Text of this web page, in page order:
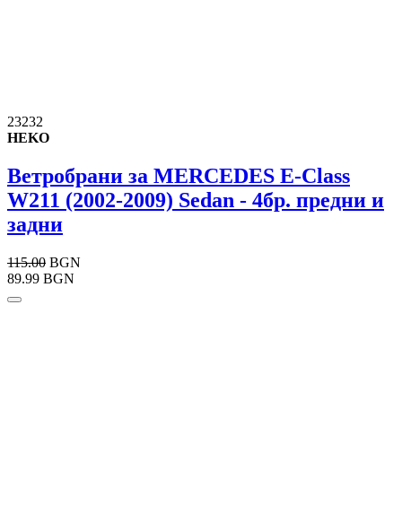
23232
HEKO
Ветробрани за MERCEDES E-Class
W211 (2002-2009) Sedan - 4бр. предни и
задни
115.00 BGN
89.99 BGN